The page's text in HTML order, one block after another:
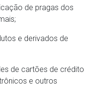
de pragas dos
e derivados de
de cartões de crédito
e outros